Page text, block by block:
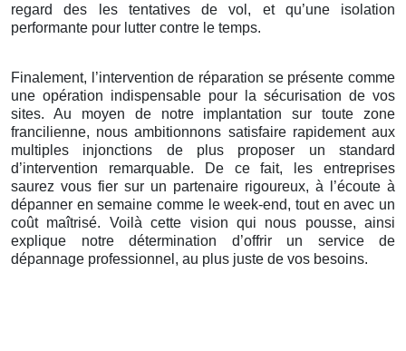
regard des les tentatives de vol, et qu’une isolation
performante pour lutter contre le temps.
Finalement, l’intervention de réparation se présente comme
une opération indispensable pour la sécurisation de vos
sites. Au moyen de notre implantation sur toute zone
francilienne, nous ambitionnons satisfaire rapidement aux
multiples injonctions de plus proposer un standard
d’intervention remarquable. De ce fait, les entreprises
saurez vous fier sur un partenaire rigoureux, à l’écoute à
dépanner en semaine comme le week-end, tout en avec un
coût maîtrisé. Voilà cette vision qui nous pousse, ainsi
explique notre détermination d’offrir un service de
dépannage professionnel, au plus juste de vos besoins.